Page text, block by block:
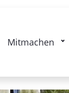
Mitmachen